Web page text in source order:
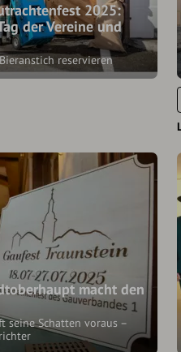
2025:
der Vereine und
reservieren
macht den
seine Schatten voraus –